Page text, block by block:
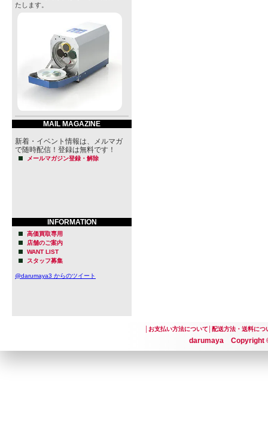
たします。
MAIL MAGAZINE
新着・イベント情報は、メルマガ
で随時配信！登録は無料です！
メールマガジン登録・解除
INFORMATION
高価買取専用
店舗のご案内
WANT LIST
スタッフ募集
@darumaya3 からのツイート
お支払い方法について│ 配送方法・送料につ
darumaya Copyright